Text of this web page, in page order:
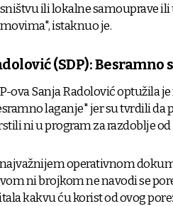
ili lokalne samouprave
istaknuo je.
(SDP): Besramno
ova Sanja Radolović optužila
laganje" jer su tvrdili da
ni u program za razdoblje od
operativnom
ni brojkom ne navodi se
kakvu ću korist od ovog